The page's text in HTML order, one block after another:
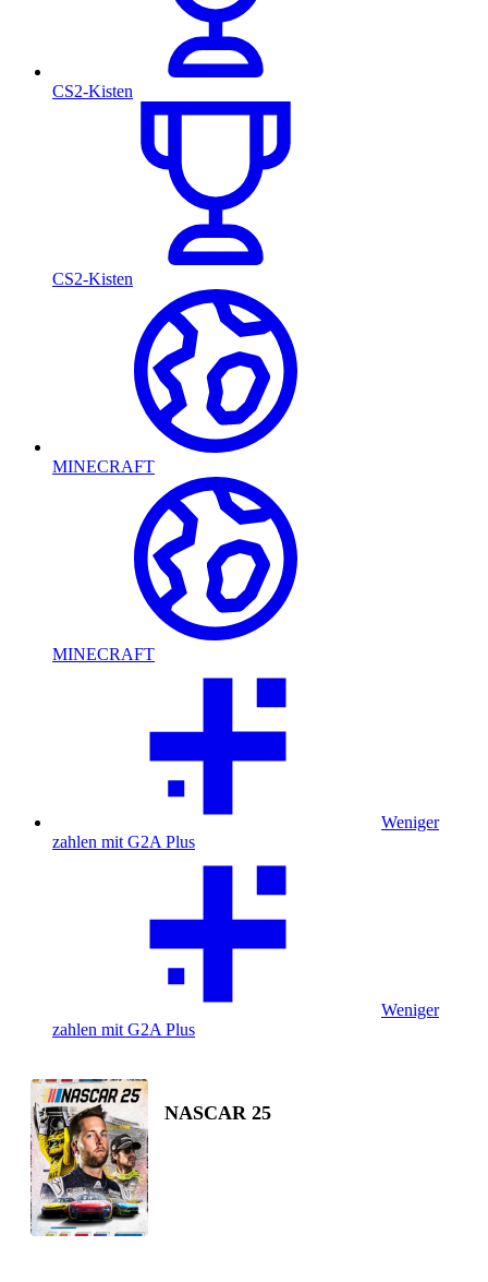
CS2-Kisten
CS2-Kisten
MINECRAFT
MINECRAFT
Weniger
zahlen mit G2A Plus
Weniger
zahlen mit G2A Plus
NASCAR 25